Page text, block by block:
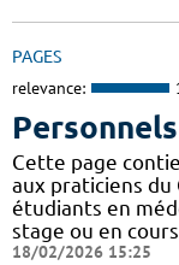
PAGES
relevance:
Cette page
aux praticiens du
étudiants en
stage ou en
18/02/2026 15:25